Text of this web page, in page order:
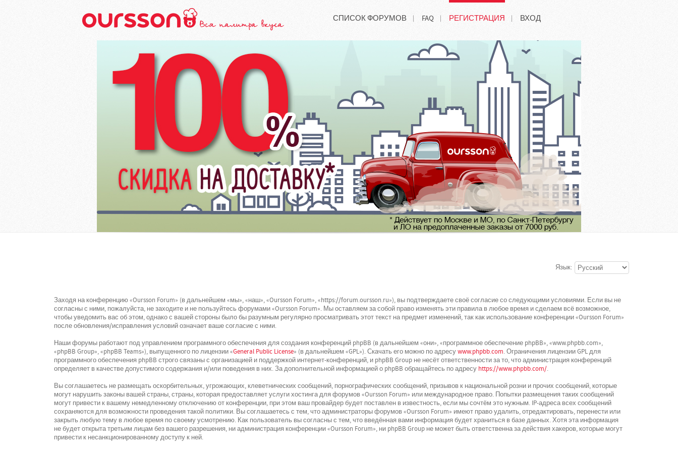
СПИСОК ФОРУМОВ FAQ РЕГИСТРАЦИЯ ВХОД
Язык:
Заходя на конференцию «Oursson Forum» (в дальнейшем «мы», «наш», «Oursson Forum», «https://forum.oursson.ru»), вы подтверждаете своё согласие со следующими условиями. Если вы не
согласны с ними, пожалуйста, не заходите и не пользуйтесь форумами «Oursson Forum». Мы оставляем за собой право изменять эти правила в любое время и сделаем всё возможное,
чтобы уведомить вас об этом, однако с вашей стороны было бы разумным регулярно просматривать этот текст на предмет изменений, так как использование конференции «Oursson Forum»
после обновления/исправления условий означает ваше согласие с ними.
Наши форумы работают под управлением программного обеспечения для создания конференций phpBB (в дальнейшем «они», «программное обеспечение phpBB», «www.phpbb.com»,
«phpBB Group», «phpBB Teams»), выпущенного по лицензии «General Public License» (в дальнейшем «GPL»). Скачать его можно по адресуwww.phpbb.com. Ограничения лицензии GPL для
программного обеспечения phpBB строго связаны с организацией и поддержкой интернет-конференций, и phpBB Group не несёт ответственности за то, что администрация конференций
определяет в качестве допустимого содержания и/или поведения в них. За дополнительной информацией о phpBB обращайтесь по адресу https://www.phpbb.com/.
Вы соглашаетесь не размещать оскорбительных, угрожающих, клеветнических сообщений, порнографических сообщений, призывов к национальной розни и прочих сообщений, которые
могут нарушить законы вашей страны, страны, которая предоставляет услуги хостинга для форумов «Oursson Forum» или международное право. Попытки размещения таких сообщений
могут привести к вашему немедленному отключению от конференции, при этом ваш провайдер будет поставлен в известность, если мы сочтём это нужным. IP-адреса всех сообщений
сохраняются для возможности проведения такой политики. Вы соглашаетесь с тем, что администраторы форумов «Oursson Forum» имеют право удалить, отредактировать, перенести или
закрыть любую тему в любое время по своему усмотрению. Как пользователь вы согласны с тем, что введённая вами информация будет храниться в базе данных. Хотя эта информация
не будет открыта третьим лицам без вашего разрешения, ни администрация конференции «Oursson Forum», ни phpBB Group не может быть ответственна за действия хакеров, которые могут
привести к несанкционированному доступу к ней.